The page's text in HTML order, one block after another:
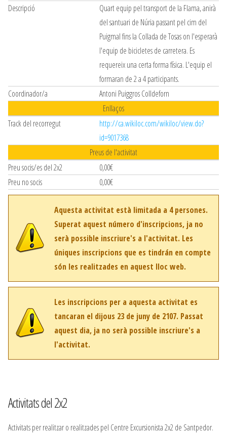
Descripció
Quart equip pel transport de la Flama, anirà
del santuari de Núria passant pel cim del
Puigmal fins la Collada de Tosas on l'esperarà
l'equip de bicicletes de carretera. Es
requereix una certa forma física. L'equip el
formaran de 2 a 4 participants.
Coordinador/a
Antoni Puiggros Colldeforn
Enllaços
Track del recorregut
http://ca.wikiloc.com/wikiloc/view.do?
id=9017368
Preus de l'activitat
Preu socis/es del 2x2
0,00€
Preu no socis
0,00€
Aquesta activitat està limitada a 4 persones.
Superat aquest número d'inscripcions, ja no
serà possible inscriure's a l'activitat. Les
úniques inscripcions que es tindrán en compte
són les realitzades en aquest lloc web.
Les inscripcions per a aquesta activitat es
tancaran el dijous 23 de juny de 2107. Passat
aquest dia, ja no serà possible inscriure's a
l'activitat.
Activitats del 2x2
Activitats per realitzar o realitzades pel Centre Excursionista 2x2 de Santpedor.